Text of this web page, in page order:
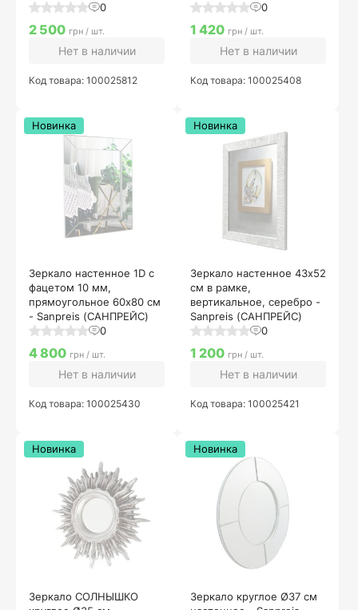
0
2 500 грн / шт.
Нет в наличии
Код товара: 100025812
0
1 420 грн / шт.
Нет в наличии
Код товара: 100025408
Зеркало настенное 1D с
фацетом 10 мм,
прямоугольное 60х80 см
- Sanpreis (САНПРЕЙС)
0
Новинка
4 800 грн / шт.
Нет в наличии
Код товара: 100025430
Зеркало настенное 43х52
см в рамке,
вертикальное, серебро -
Sanpreis (САНПРЕЙС)
0
Новинка
1 200 грн / шт.
Нет в наличии
Код товара: 100025421
Зеркало СОЛНЫШКО
Новинка
Зеркало круглое Ø37 см
Новинка